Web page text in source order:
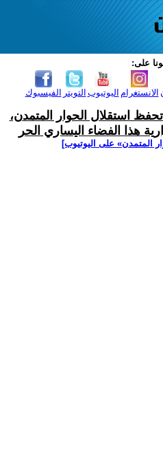
على:
الفيسبوك التويتر اليوتيوب الانستغرام
تحفظ استقلال الحوار المتمدن،
هذا الفضاء اليساري الحر
المتمدن» على اليوتيوب]